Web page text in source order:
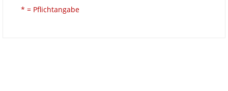
* = Pflichtangabe